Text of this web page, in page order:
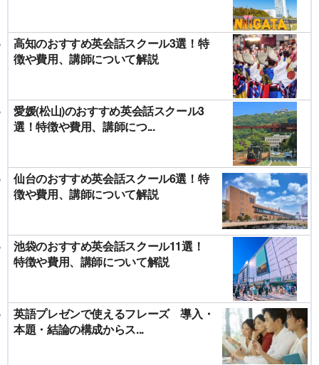
高知のおすすめ英会話スクール3選！特
徴や費用、講師について解説
愛媛(松山)のおすすめ英会話スクール3
選！特徴や費用、講師につ...
仙台のおすすめ英会話スクール6選！特
徴や費用、講師について解説
池袋のおすすめ英会話スクール11選！
特徴や費用、講師について解説
英語プレゼンで使えるフレーズ 導入・
本題・結論の構成からス...